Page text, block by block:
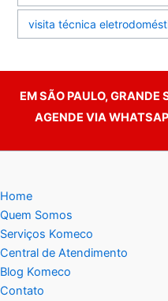
visita técnica
EM SÃO PAULO, GRANDE
AGENDE VIA
Home
Quem Somos
Serviços Komeco
Central de Atendimento
Blog Komeco
Contato